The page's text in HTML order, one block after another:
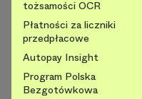
tożsamości OCR
Płatności za liczniki
przedpłacowe
Autopay Insight
Program Polska
Bezgotówkowa